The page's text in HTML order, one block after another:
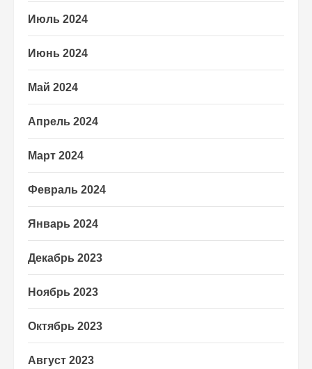
Июль 2024
Июнь 2024
Май 2024
Апрель 2024
Март 2024
Февраль 2024
Январь 2024
Декабрь 2023
Ноябрь 2023
Октябрь 2023
Август 2023